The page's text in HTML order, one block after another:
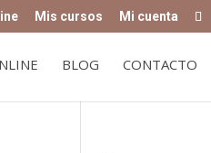
Mis cursos Mi cuenta
BLOG CONTACTO